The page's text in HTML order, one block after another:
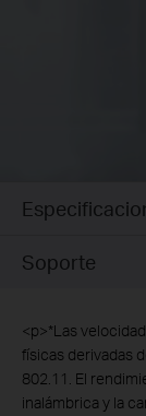
Soporte
<p>*Las
físicas derivadas
802.11. El
inalámbrica y la